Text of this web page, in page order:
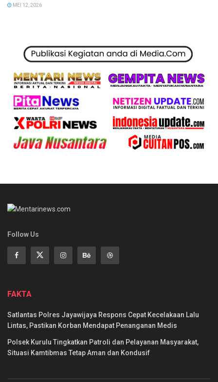
MEI 12, 2026
Follow Us
FAKTA
Satlantas Polres Jayawijaya Respons Cepat Kecelakaan Lalu
Lintas, Pastikan Korban Mendapat Penanganan Medis
Polsek Kurulu Tingkatkan Patroli dan Pelayanan Masyarakat,
Situasi Kamtibmas Tetap Aman dan Kondusif